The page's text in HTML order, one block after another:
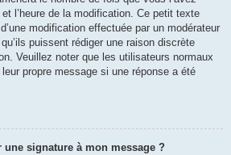
l’heure de la modification. Ce petit texte
d’une modification effectuée par un modérateur
puissent rédiger une raison discrète
Veuillez noter que les utilisateurs normaux
propre message si une réponse a été
signature à mon message ?